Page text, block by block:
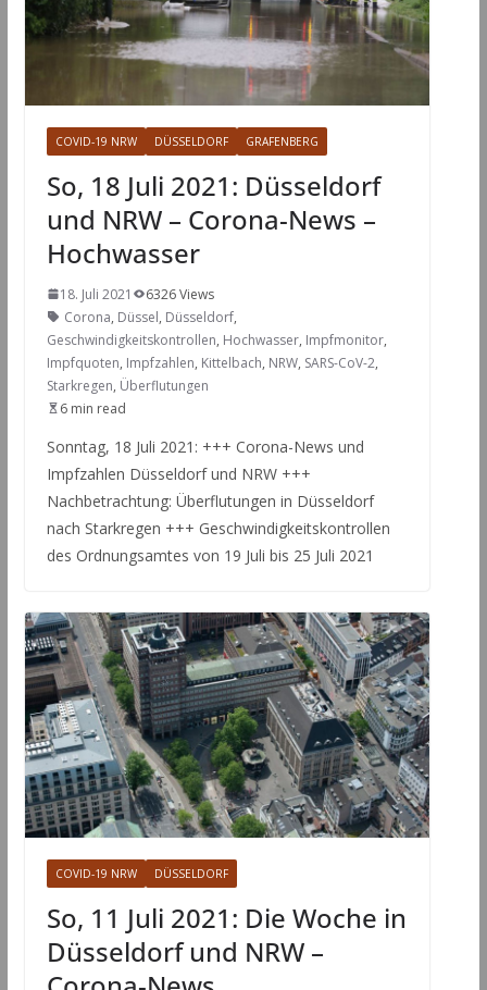
COVID-19 NRW DÜSSELDORF GRAFENBERG
So, 18 Juli 2021: Düsseldorf
und NRW – Corona-News –
Hochwasser
18. Juli 2021
6326 Views
Corona, Düssel, Düsseldorf,
Geschwindigkeitskontrollen, Hochwasser, Impfmonitor,
Impfquoten, Impfzahlen, Kittelbach, NRW, SARS-CoV-2,
Starkregen, Überflutungen
6 min read
Sonntag, 18 Juli 2021: +++ Corona-News und
Impfzahlen Düsseldorf und NRW +++
Nachbetrachtung: Überflutungen in Düsseldorf
nach Starkregen +++ Geschwindigkeitskontrollen
des Ordnungsamtes von 19 Juli bis 25 Juli 2021
COVID-19 NRW DÜSSELDORF
So, 11 Juli 2021: Die Woche in
Düsseldorf und NRW –